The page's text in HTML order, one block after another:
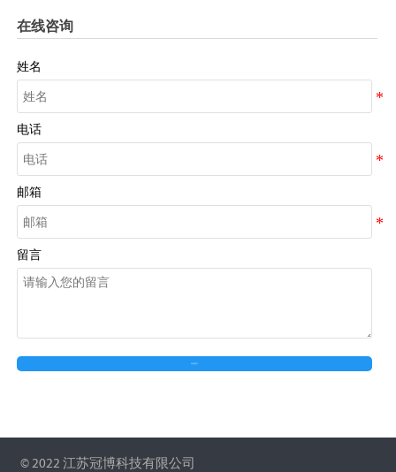
在线咨询
姓名
电话
邮箱
留言
© 2022 江苏冠博科技有限公司